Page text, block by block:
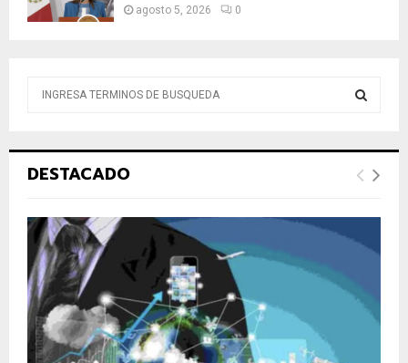
agosto 5, 2026 0
e
a
e
:
Ú
Q
DESTACADO